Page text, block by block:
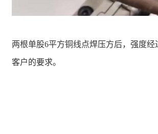
两根单股6平方铜线点焊压方后，强度经
客户的要求。